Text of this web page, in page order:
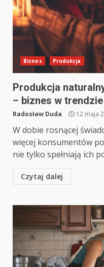
Biznes Produkcja
Produkcja
– biznes w
Radosław Duda 12 maja
W dobie rosnącej
więcej konsumentów
nie tylko spełniają ich
Czytaj dalej